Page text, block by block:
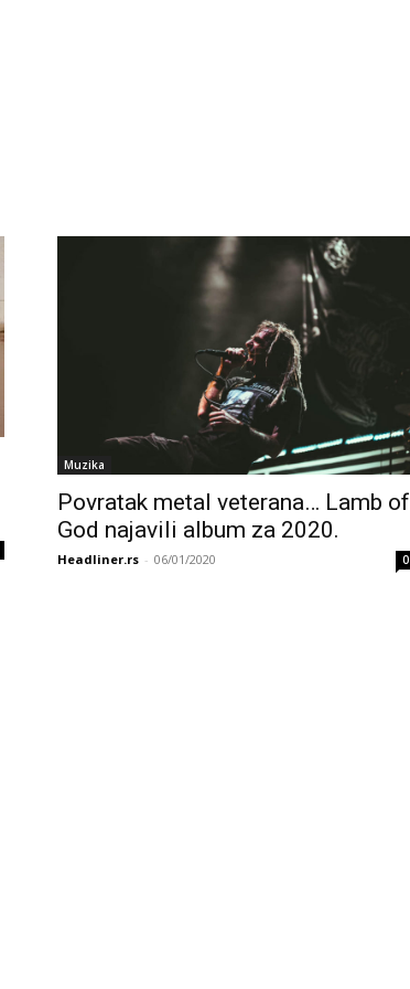
Muzika
Povratak metal veterana… Lamb of
God najavili album za 2020.
Headliner.rs - 06/01/2020 0